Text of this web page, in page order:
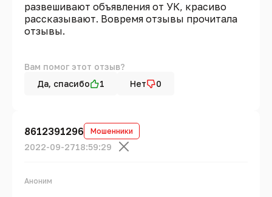
развешивают объявления от УК, красиво
рассказывают. Вовремя отзывы прочитала
отзывы.
Вам помог этот отзыв?
Да, спасибо
1 Нет 0
8612391296 Мошенники
2022-09-2718:59:29
Аноним